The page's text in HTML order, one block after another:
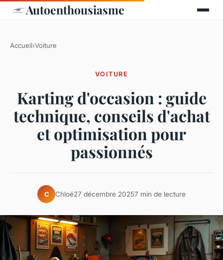
Autoenthousiasme
Accueil›Voiture
VOITURE
Karting d'occasion : guide
technique, conseils d'achat
et optimisation pour
passionnés
C Chloé27 décembre 20257 min de lecture